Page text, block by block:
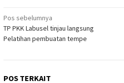
Navigasi
pos
Pos sebelumnya
TP PKK Labusel tinjau langsung
Pelatihan pembuatan tempe
POS TERKAIT